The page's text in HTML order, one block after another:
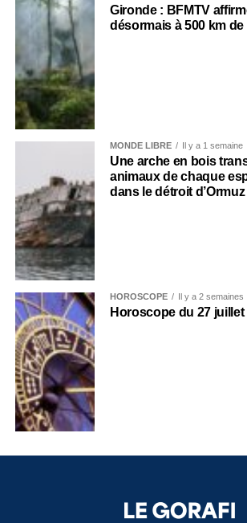
Gironde : BFMTV
désormais à 500 km de
MONDE LIBRE Il y a 1 semaine
Une arche en bois
animaux de chaque
dans le détroit d’Ormuz
HOROSCOPE Il y a 2 semaines
Horoscope du 27 juillet